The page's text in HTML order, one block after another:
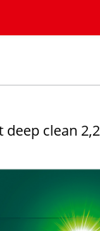
deep
deep clean